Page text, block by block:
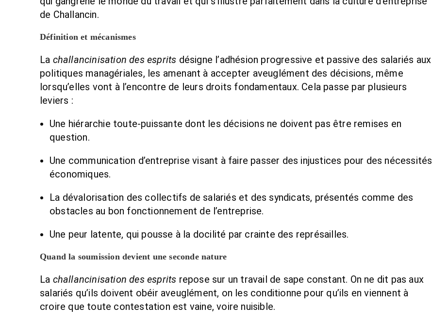
k
de Challancin.
Définition et mécanismes
La challancinisation des esprits désigne l’adhésion progressive et passive des salariés aux
politiques managériales, les amenant à accepter aveuglément des décisions, même
lorsqu’elles vont à l’encontre de leurs droits fondamentaux. Cela passe par plusieurs
leviers :
Une hiérarchie toute-puissante dont les décisions ne doivent pas être remises en
question.
Une communication d’entreprise visant à faire passer des injustices pour des nécessités
économiques.
La dévalorisation des collectifs de salariés et des syndicats, présentés comme des
obstacles au bon fonctionnement de l’entreprise.
Une peur latente, qui pousse à la docilité par crainte des représailles.
Quand la soumission devient une seconde nature
La challancinisation des esprits repose sur un travail de sape constant. On ne dit pas aux
salariés qu’ils doivent obéir aveuglément, on les conditionne pour qu’ils en viennent à
croire que toute contestation est vaine, voire nuisible.